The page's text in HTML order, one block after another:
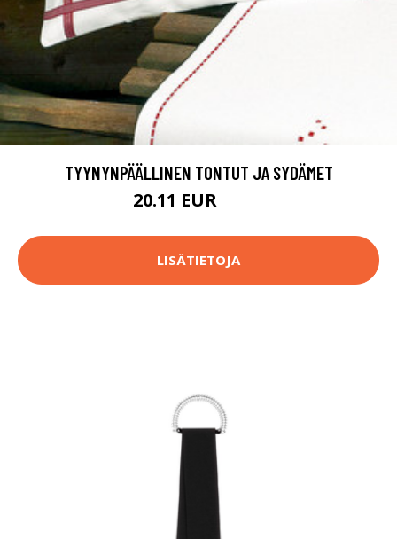
TYYNYNPÄÄLLINEN TONTUT JA SYDÄMET
20.11 EUR
LISÄTIETOJA